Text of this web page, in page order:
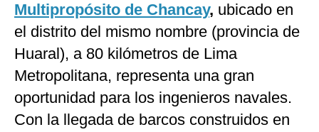
Multipropósito de Chancay, ubicado en
el distrito del mismo nombre (provincia de
Huaral), a 80 kilómetros de Lima
Metropolitana, representa una gran
oportunidad para los ingenieros navales.
Con la llegada de barcos construidos en